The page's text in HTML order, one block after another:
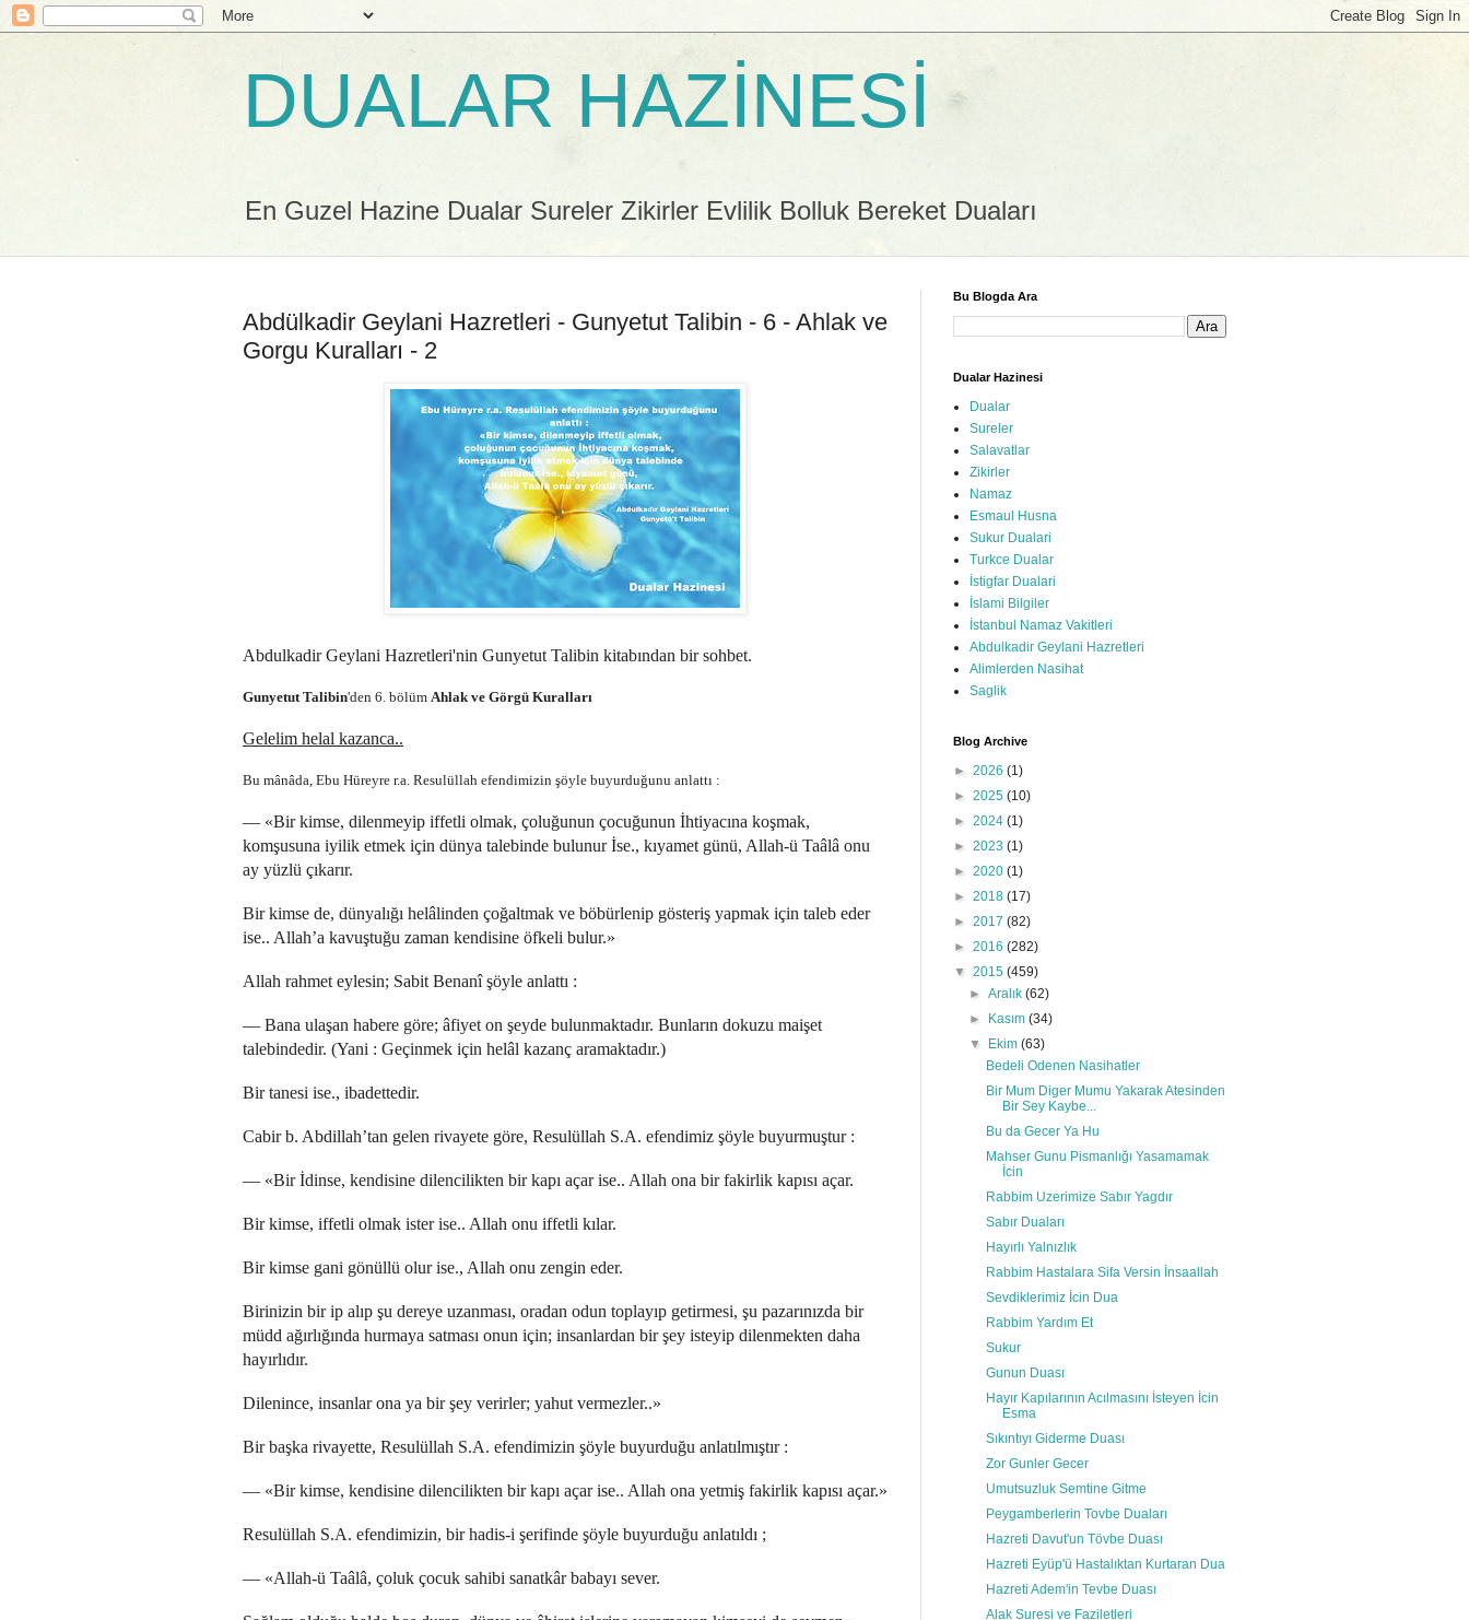
DUALAR HAZİNESİ
En Guzel Hazine Dualar Sureler Zikirler Evlilik Bolluk Bereket Duaları
Abdülkadir Geylani Hazretleri - Gunyetut Talibin - 6 - Ahlak ve
Gorgu Kuralları - 2
Abdulkadir Geylani Hazretleri'nin Gunyetut Talibin kitabından bir sohbet.
Gunyetut Talibin'den 6. bölüm Ahlak ve Görgü Kuralları
Gelelim helal kazanca..
Bu mânâda, Ebu Hüreyre r.a. Resulüllah efendimizin şöyle buyurduğunu anlattı :
— «Bir kimse, dilenmeyip iffetli olmak, çoluğunun çocuğunun İhtiyacına koşmak,
komşusuna iyilik etmek için dünya talebinde bulunur İse., kıyamet günü, Allah-ü Taâlâ onu
ay yüzlü çıkarır.
Bir kimse de, dünyalığı helâlinden çoğaltmak ve böbürlenip gösteriş yapmak için taleb eder
ise.. Allah’a kavuştuğu zaman kendisine öfkeli bulur.»
Allah rahmet eylesin; Sabit Benanî şöyle anlattı :
— Bana ulaşan habere göre; âfiyet on şeyde bulunmaktadır. Bunların dokuzu maişet
talebindedir. (Yani : Geçinmek için helâl kazanç aramaktadır.)
Bir tanesi ise., ibadettedir.
Cabir b. Abdillah’tan gelen rivayete göre, Resulüllah S.A. efendimiz şöyle buyurmuştur :
— «Bir İdinse, kendisine dilencilikten bir kapı açar ise.. Allah ona bir fakirlik kapısı açar.
Bir kimse, iffetli olmak ister ise.. Allah onu iffetli kılar.
Bir kimse gani gönüllü olur ise., Allah onu zengin eder.
Birinizin bir ip alıp şu dereye uzanması, oradan odun toplayıp getirmesi, şu pazarınızda bir
müdd ağırlığında hurmaya satması onun için; insanlardan bir şey isteyip dilenmekten daha
hayırlıdır.
Dilenince, insanlar ona ya bir şey verirler; yahut vermezler..»
Bir başka rivayette, Resulüllah S.A. efendimizin şöyle buyurduğu anlatılmıştır :
— «Bir kimse, kendisine dilencilikten bir kapı açar ise.. Allah ona yetmiş fakirlik kapısı açar.»
Resulüllah S.A. efendimizin, bir hadis-i şerifinde şöyle buyurduğu anlatıldı ;
— «Allah-ü Taâlâ, çoluk çocuk sahibi sanatkâr babayı sever.
Bu Blogda Ara
Dualar Hazinesi
Dualar
Sureler
Salavatlar
Zikirler
Namaz
Esmaul Husna
Sukur Dualari
Turkce Dualar
İstigfar Dualari
İslami Bilgiler
İstanbul Namaz Vakitleri
Abdulkadir Geylani Hazretleri
Alimlerden Nasihat
Saglik
Blog Archive
► 2026 (1)
► 2025 (10)
► 2024 (1)
► 2023 (1)
► 2020 (1)
► 2018 (17)
► 2017 (82)
► 2016 (282)
▼ 2015 (459)
►Aralık(62)
►
Kasım(34)
▼
Ekim(63)
Bedeli Odenen Nasihatler
Bir Mum Diger Mumu Yakarak Atesinden
Bir Sey Kaybe...
Bu da Gecer Ya Hu
Mahser Gunu Pismanlığı Yasamamak
İcin
Rabbim Uzerimize Sabır Yagdır
Sabır Duaları
Hayırlı Yalnızlık
Rabbim Hastalara Sifa Versin İnsaallah
Sevdiklerimiz İcin Dua
Rabbim Yardım Et
Sukur
Gunun Duası
Hayır Kapılarının Acılmasını İsteyen İcin
Esma
Sıkıntıyı Giderme Duası
Zor Gunler Gecer
Umutsuzluk Semtine Gitme
Peygamberlerin Tovbe Duaları
Hazreti Davut'un Tövbe Duası
Hazreti Eyüp'ü Hastalıktan Kurtaran Dua
Hazreti Adem'in Tevbe Duası
Alak Suresi ve Faziletleri